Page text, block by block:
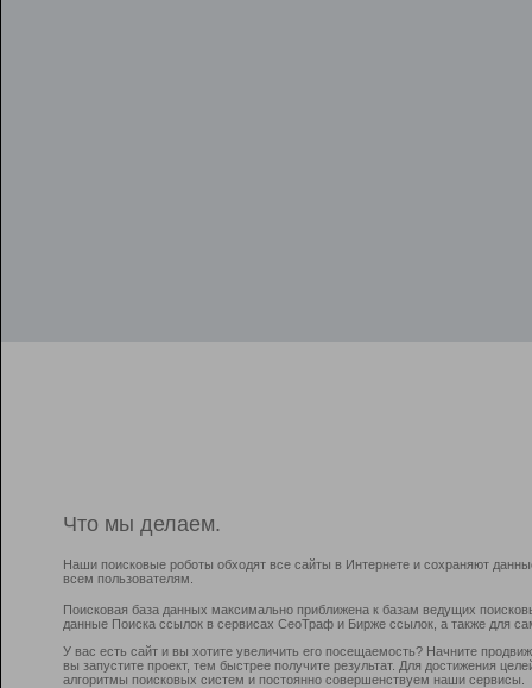
Что мы делаем.
Наши поисковые роботы обходят все сайты в Интернете и сохраняют
всем пользователям.
Поисковая база данных максимально приближена к базам ведущих
данные Поиска ссылок в сервисах СеоТраф и Бирже ссылок, а также для
У вас есть сайт и вы хотите увеличить его посещаемость? Начните
вы запустите проект, тем быстрее получите результат. Для достижения
алгоритмы поисковых систем и постоянно совершенствуем наши сервисы.